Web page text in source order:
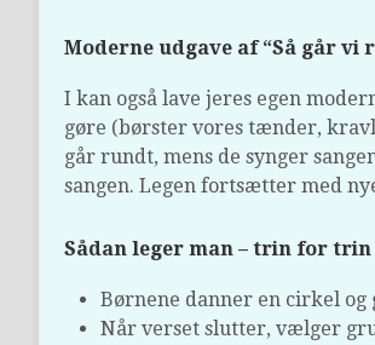
Moderne udgave af “Så går
I kan også lave jeres egen
gøre (børster vores tænder,
går rundt, mens de synger
sangen. Legen fortsætter med
Sådan leger man – trin for trin
Børnene danner en cirkel og
Når verset slutter, vælger